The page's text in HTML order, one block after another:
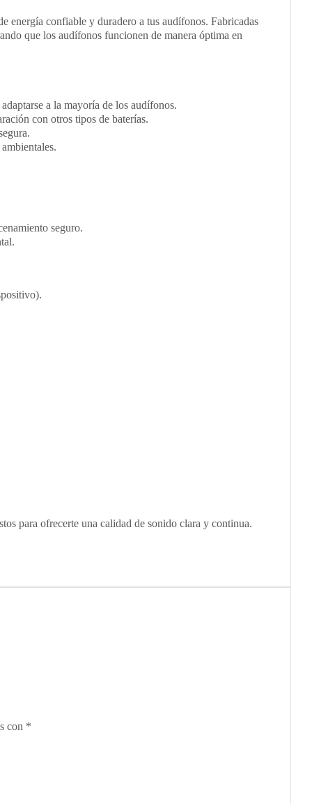
energía confiable y duradero a tus audífonos. Fabricadas
que los audífonos funcionen de manera óptima en
a la mayoría de los audífonos.
con otros tipos de baterías.
seguro.
para ofrecerte una calidad de sonido clara y continua.
con *